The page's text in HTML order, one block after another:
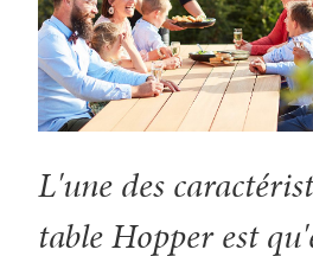
L'une des
table Hopper est